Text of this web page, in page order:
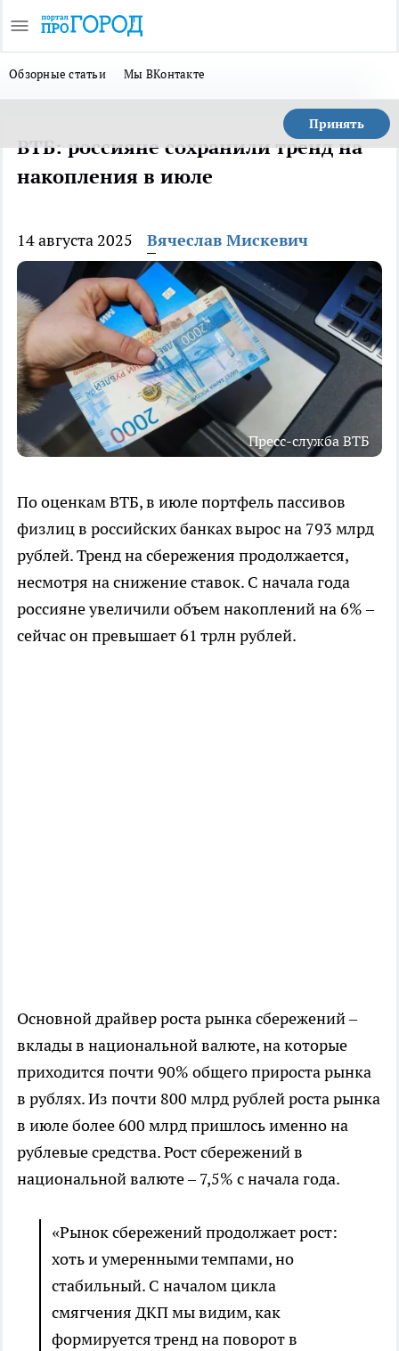
Обзорные статьи Мы ВКонтакте
Принять
ВТБ: россияне сохранили тренд на
накопления в июле
14 августа 2025 Вячеслав Мискевич
Пресс-служба ВТБ
По оценкам ВТБ, в июле портфель пассивов
физлиц в российских банках вырос на 793 млрд
рублей. Тренд на сбережения продолжается,
несмотря на снижение ставок. С начала года
россияне увеличили объем накоплений на 6% –
сейчас он превышает 61 трлн рублей.
Основной драйвер роста рынка сбережений –
вклады в национальной валюте, на которые
приходится почти 90% общего прироста рынка
в рублях. Из почти 800 млрд рублей роста рынка
в июле более 600 млрд пришлось именно на
рублевые средства. Рост сбережений в
национальной валюте – 7,5% с начала года.
«Рынок сбережений продолжает рост:
хоть и умеренными темпами, но
стабильный. С началом цикла
смягчения ДКП мы видим, как
формируется тренд на поворот в